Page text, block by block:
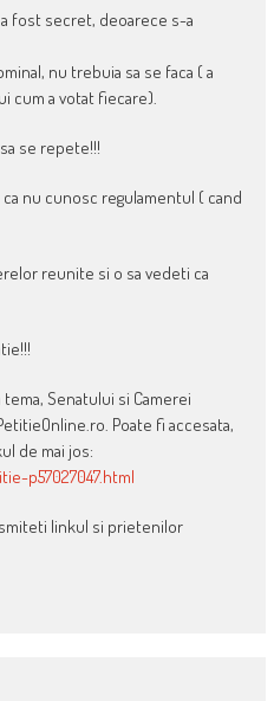
fost secret, deoarece s-a
nu trebuia sa se faca ( a
cum a votat fiecare).
se repete!!!
nu cunosc regulamentul ( cand
reunite si o sa vedeti ca
Senatului si Camerei
Poate fi accesata,
de mai jos:
p57027047.html
linkul si prietenilor